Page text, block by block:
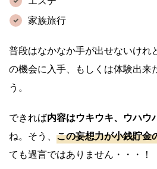
家族旅行
普段はなかなか手が出せないけれ
の機会に入手、もしくは体験出来
う。
できれば内容はウキウキ、ウハウ
ね。そう、 この妄想力が小銭貯金
ても過言ではありません・・・！